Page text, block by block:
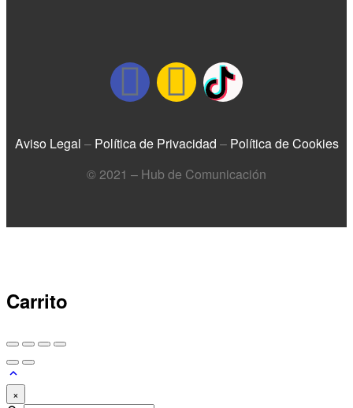
Aviso Legal – Política de Privacidad – Política de Cookies
© 2021 – Hub de Comunicación
Carrito
×